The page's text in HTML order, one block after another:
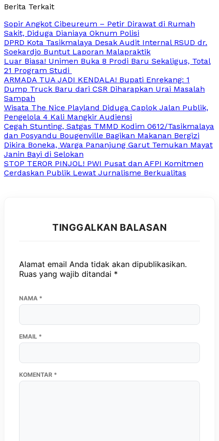
Berita Terkait
Sopir Angkot Cibeureum – Petir Dirawat di Rumah
Sakit, Diduga Dianiaya Oknum Polisi
DPRD Kota Tasikmalaya Desak Audit Internal RSUD dr.
Soekardjo Buntut Laporan Malapraktik
Luar Biasa! Unimen Buka 8 Prodi Baru Sekaligus, Total
21 Program Studi
ARMADA TUA JADI KENDALA! Bupati Enrekang: 1
Dump Truck Baru dari CSR Diharapkan Urai Masalah
Sampah
Wisata The Nice Playland Diduga Caplok Jalan Publik,
Pengelola 4 Kali Mangkir Audiensi
Cegah Stunting, Satgas TMMD Kodim 0612/Tasikmalaya
dan Posyandu Bougenville Bagikan Makanan Bergizi
Dikira Boneka, Warga Pananjung Garut Temukan Mayat
Janin Bayi di Selokan
STOP TEROR PINJOL! PWI Pusat dan AFPI Komitmen
Cerdaskan Publik Lewat Jurnalisme Berkualitas
TINGGALKAN BALASAN
Alamat email Anda tidak akan dipublikasikan.
Ruas yang wajib ditandai *
KOMENTAR *
NAMA *
EMAIL *